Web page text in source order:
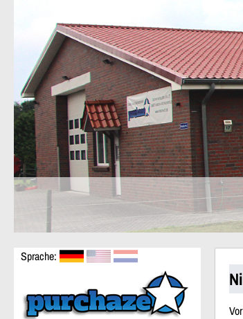
Sprache: